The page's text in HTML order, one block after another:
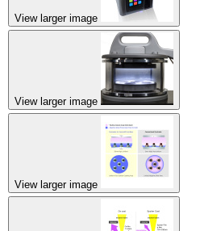
View larger image
View larger image
View larger image